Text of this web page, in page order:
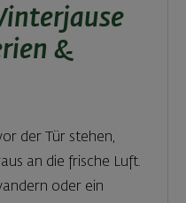
&
der Tür stehen,
an die frische Luft.
oder ein